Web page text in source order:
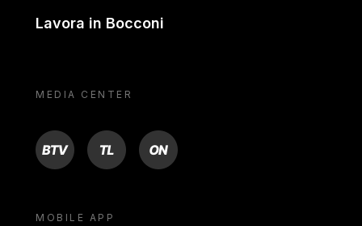
Lavora in Bocconi
MEDIA CENTER
BTV TL ON
MOBILE APP